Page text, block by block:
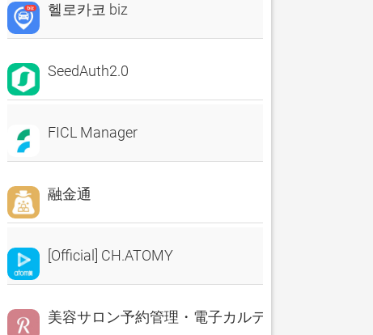
헬로카코 biz
SeedAuth2.0
FICL Manager
融金通
[Official] CH.ATOMY
美容サロン予約管理・電子カルテ・売上分析